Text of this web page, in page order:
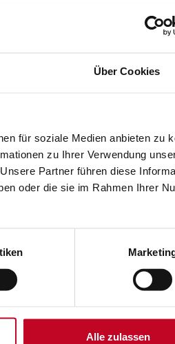
Über Cookies
für soziale Medien anbieten zu
zu Ihrer Verwendung
Partner führen diese
oder die sie im Rahmen Ihrer
Alle zulassen
den Betten bietet Platz
sorgt die Kombination aus
Unterstützung bietet.